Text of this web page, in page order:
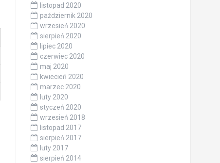
listopad 2020
październik 2020
wrzesień 2020
sierpień 2020
lipiec 2020
czerwiec 2020
maj 2020
kwiecień 2020
marzec 2020
luty 2020
styczeń 2020
wrzesień 2018
listopad 2017
sierpień 2017
luty 2017
sierpień 2014